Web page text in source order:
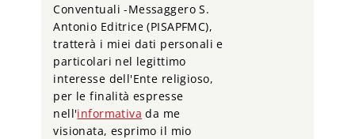
Conventuali -Messaggero S.
Antonio Editrice (PISAPFMC),
tratterà i miei dati personali e
particolari nel legittimo
interesse dell'Ente religioso,
per le finalità espresse
nell'informativa da me
visionata, esprimo il mio